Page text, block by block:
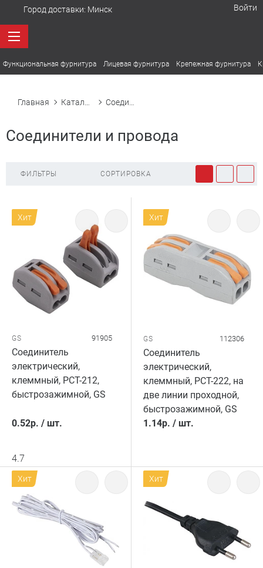
Город доставки: Минск Войти
Функциональная фурнитура Лицевая фурнитура Крепежная фурнитура
Главная
Соединители и провода
ФИЛЬТРЫ СОРТИРОВКА
Хит
GS 91905
Соединитель
электрический,
клеммный, PCT-212,
быстрозажимной, GS
0.52р. / шт.
4.7
Хит
GS 112306
Соединитель
электрический,
клеммный, PCT-222, на
две линии проходной,
быстрозажимной, GS
1.14р. / шт.
Хит Хит